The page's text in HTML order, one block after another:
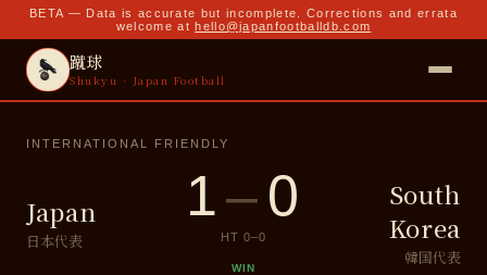
BETA — Data is accurate but incomplete. Corrections and errata
welcome at hello@japanfootballdb.com
蹴球
Shukyu · Japan Football
INTERNATIONAL FRIENDLY
Japan
日本代表
1–0
HT 0–0
WIN
South
Korea
韓国代表